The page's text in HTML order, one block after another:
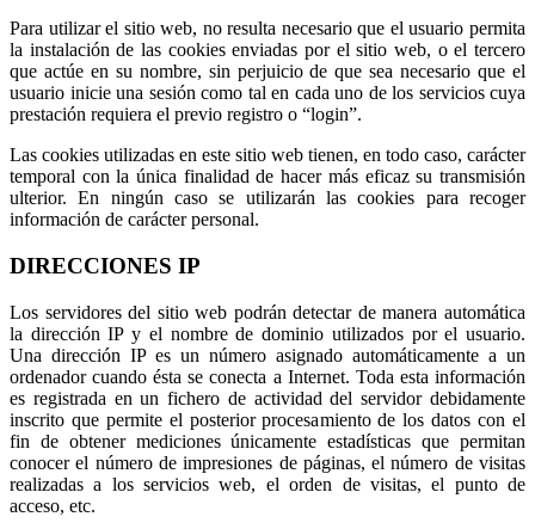
Para utilizar el sitio web, no resulta necesario que el usuario permita
la instalación de las cookies enviadas por el sitio web, o el tercero
que actúe en su nombre, sin perjuicio de que sea necesario que el
usuario inicie una sesión como tal en cada uno de los servicios cuya
prestación requiera el previo registro o “login”.
Las cookies utilizadas en este sitio web tienen, en todo caso, carácter
temporal con la única finalidad de hacer más eficaz su transmisión
ulterior. En ningún caso se utilizarán las cookies para recoger
información de carácter personal.
DIRECCIONES IP
Los servidores del sitio web podrán detectar de manera automática
la dirección IP y el nombre de dominio utilizados por el usuario.
Una dirección IP es un número asignado automáticamente a un
ordenador cuando ésta se conecta a Internet. Toda esta información
es registrada en un fichero de actividad del servidor debidamente
inscrito que permite el posterior procesamiento de los datos con el
fin de obtener mediciones únicamente estadísticas que permitan
conocer el número de impresiones de páginas, el número de visitas
realizadas a los servicios web, el orden de visitas, el punto de
acceso, etc.